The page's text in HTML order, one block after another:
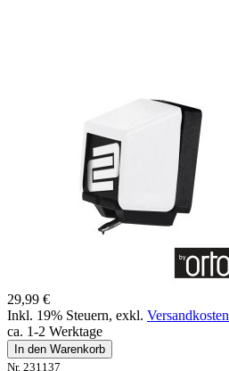
29,99 €
Inkl. 19% Steuern, exkl. Versandkosten
ca. 1-2 Werktage
In den Warenkorb
Nr. 231137